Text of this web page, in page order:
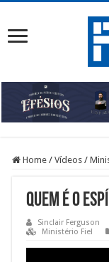
Home / Vídeos /
Quem é o
Sinclair Ferguson
Ministério Fiel